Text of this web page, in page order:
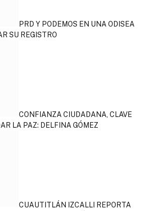
PRD Y PODEMOS EN UNA ODISEA
SU REGISTRO
CONFIANZA CIUDADANA, CLAVE
LA PAZ: DELFINA GÓMEZ
CUAUTITLÁN IZCALLI REPORTA